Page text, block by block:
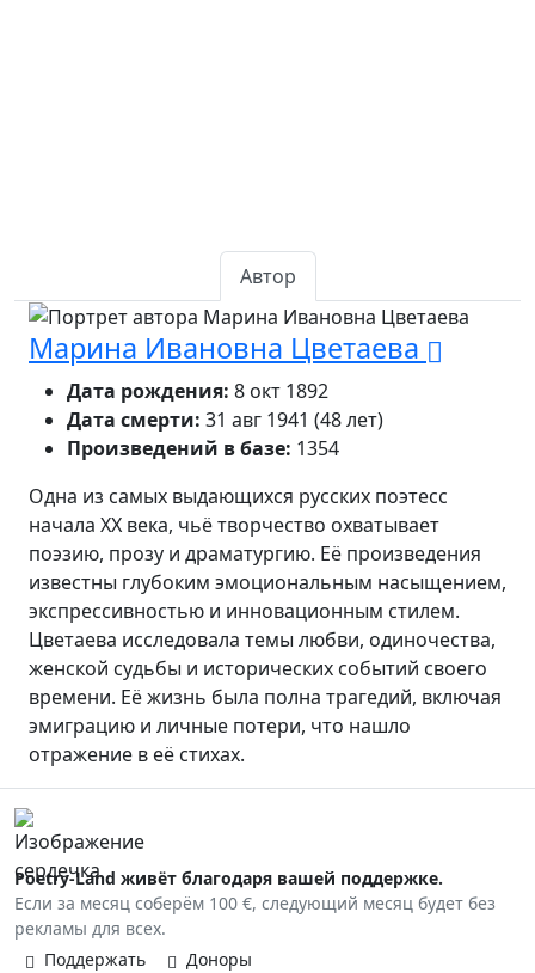
Автор
Марина Ивановна Цветаева
Дата рождения: 8 окт 1892
Дата смерти: 31 авг 1941 (48 лет)
Произведений в базе: 1354
Одна из самых выдающихся русских поэтесс
начала XX века, чьё творчество охватывает
поэзию, прозу и драматургию. Её произведения
известны глубоким эмоциональным насыщением,
экспрессивностью и инновационным стилем.
Цветаева исследовала темы любви, одиночества,
женской судьбы и исторических событий своего
времени. Её жизнь была полна трагедий, включая
эмиграцию и личные потери, что нашло
отражение в её стихах.
Poetry-Land живёт благодаря вашей поддержке.
Если за месяц соберём 100 €, следующий месяц будет без
рекламы для всех.
Поддержать
Доноры